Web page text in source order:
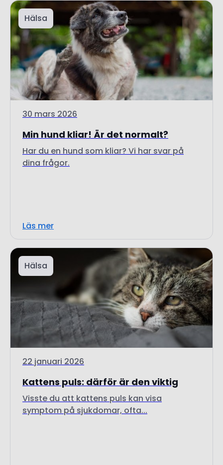
30 mars 2026
Min hund kliar! Är det normalt?
Har du en hund som kliar? Vi har svar på
dina frågor.
Hälsa
22 januari 2026
Kattens puls: därför är den viktig
Visste du att kattens puls kan visa
symptom på sjukdomar, ofta...